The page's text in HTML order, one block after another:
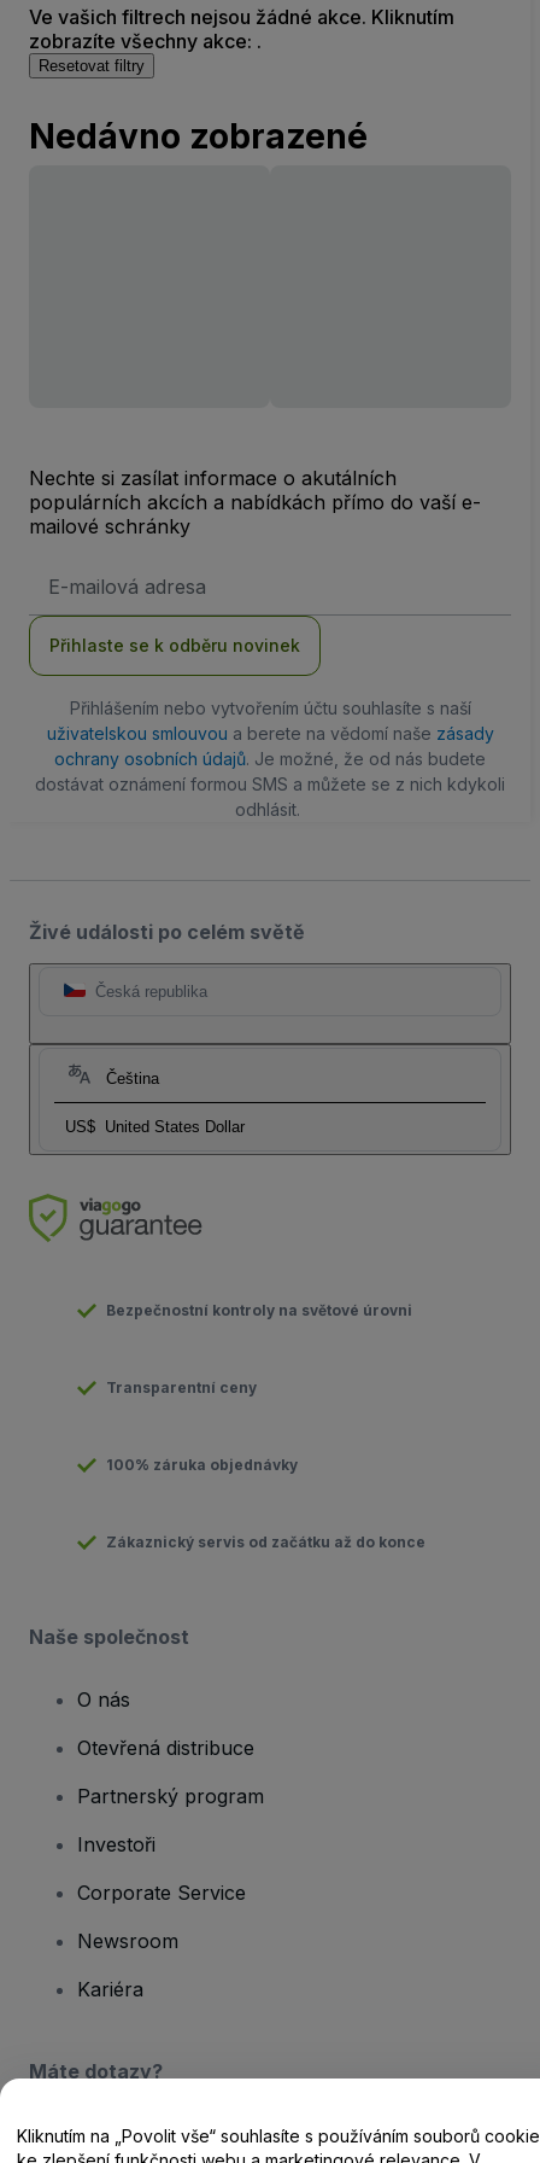
Ve vašich filtrech nejsou žádné akce. Kliknutím
zobrazíte všechny akce: .
Resetovat filtry
Nedávno zobrazené
Nechte si zasílat informace o akutálních
populárních akcích a nabídkách přímo do vaší e-
mailové schránky
adresa
Přihlaste se k odběru novinek
Přihlášením nebo vytvořením účtu souhlasíte s naší
uživatelskou smlouvou a berete na vědomí naše zásady
ochrany osobních údajů. Je možné, že od nás budete
dostávat oznámení formou SMS a můžete se z nich kdykoli
odhlásit.
Živé události po celém světě
Česká republika
Čeština
US$ United States Dollar
Bezpečnostní kontroly na světové úrovni
Transparentní ceny
100% záruka objednávky
Zákaznický servis od začátku až do konce
Naše společnost
O nás
Otevřená distribuce
Partnerský program
Investoři
Corporate Service
Newsroom
Kariéra
Máte dotazy?
Centrum nápovědy / Kontakt
Kliknutím na „Povolit vše“ souhlasíte s používáním souborů cookie